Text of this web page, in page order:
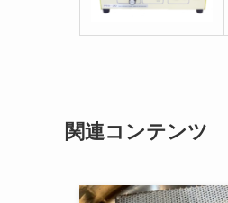
関連コンテンツ